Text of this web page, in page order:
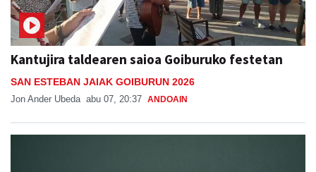
Kantujira taldearen saioa Goiburuko festetan
SAN ESTEBAN JAIAK GOIBURUN 2026
Jon Ander Ubeda abu 07, 20:37 ANDOAIN